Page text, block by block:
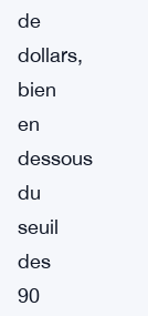
de
dollars,
bien
en
dessous
du
seuil
des
90